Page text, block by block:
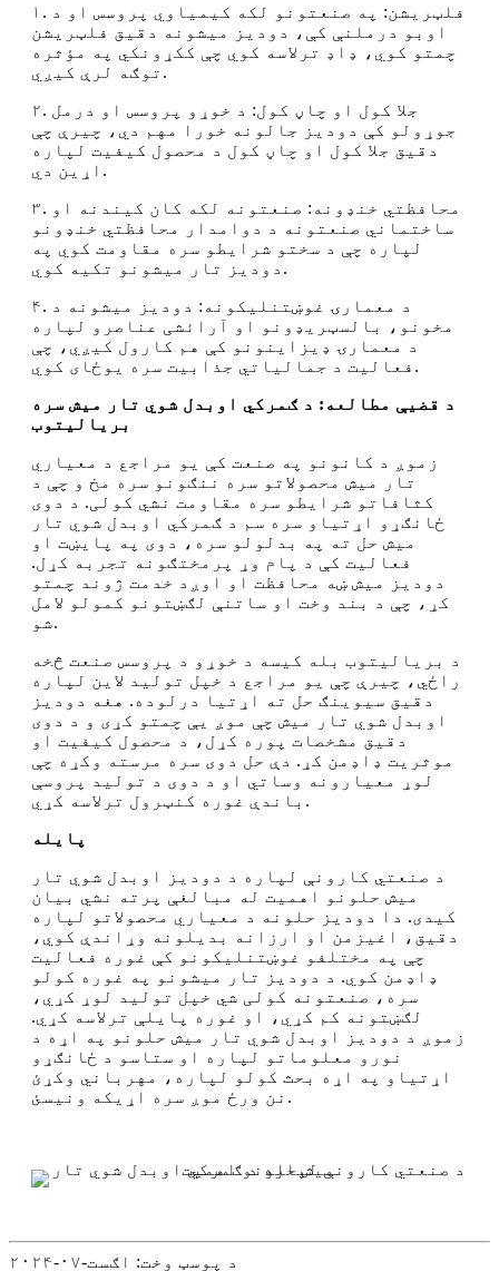
۱. فلټریشن: په صنعتونو لکه کیمیاوي پروسس او د
اوبو درملنې کې، دودیز میشونه دقیق فلټریشن
چمتو کوي، ډاډ ترلاسه کوي چې ککړونکي په مؤثره
توګه لرې کیږي.
۲. جلا کول او چاڼ کول: د خوړو پروسس او درمل
جوړولو کې دودیز جالونه خورا مهم دي، چیرې چې
دقیق جلا کول او چاڼ کول د محصول کیفیت لپاره
اړین دي.
۳. محافظتي خنډونه: صنعتونه لکه کان کیندنه او
ساختماني صنعتونه د دوامدار محافظتي خنډونو
لپاره چې د سختو شرایطو سره مقاومت کوي په
دودیز تار میشونو تکیه کوي.
۴. د معمارۍ غوښتنلیکونه: دودیز میشونه د
مخونو، بالسټریډونو او آرائشی عناصرو لپاره
د معمارۍ ډیزاینونو کې هم کارول کیږي، چې
فعالیت د جمالیاتي جذابیت سره یوځای کوي.
د قضیې مطالعه: د ګمرکي اوبدل شوي تار میش سره
بریالیتوب
زموږ د کانونو په صنعت کې یو مراجع د معیاري
تار میش محصولاتو سره ننګونو سره مخ و چې د
کثافاتو شرایطو سره مقاومت نشي کولی. د دوی
ځانګړو اړتیاو سره سم د ګمرکي اوبدل شوي تار
میش حل ته په بدلولو سره، دوی په پایښت او
فعالیت کې د پام وړ پرمختګونه تجربه کړل.
دودیز میش ښه محافظت او اوږد خدمت ژوند چمتو
کړ، چې د بند وخت او ساتنې لګښتونو کمولو لامل
شو.
د بریالیتوب بله کیسه د خوړو د پروسس صنعت څخه
راځي، چیرې چې یو مراجع د خپل تولید لاین لپاره
دقیق سیوینګ حل ته اړتیا درلوده. هغه دودیز
اوبدل شوي تار میش چې موږ یې چمتو کړی و د دوی
دقیق مشخصات پوره کړل، د محصول کیفیت او
موثریت ډاډمن کړ. دې حل دوی سره مرسته وکړه چې
لوړ معیارونه وساتي او د دوی د تولید پروسې
باندې غوره کنټرول ترلاسه کړي.
پایله
د صنعتي کارونې لپاره د دودیز اوبدل شوي تار
میش حلونو اهمیت له مبالغې پرته نشي بیان
کیدی. دا دودیز حلونه د معیاري محصولاتو لپاره
دقیق، اغیزمن او ارزانه بدیلونه وړاندې کوي،
چې په مختلفو غوښتنلیکونو کې غوره فعالیت
ډاډمن کوي. د دودیز تار میشونو په غوره کولو
سره، صنعتونه کولی شي خپل تولید لوړ کړي،
لګښتونه کم کړي، او غوره پایلې ترلاسه کړي.
زموږ د دودیز اوبدل شوي تار میش حلونو په اړه د
نورو معلوماتو لپاره او ستاسو د ځانګړو
اړتیاو په اړه بحث کولو لپاره، مهرباني وکړئ
نن ورځ موږ سره اړیکه ونیسئ.
د پوسټ وخت: اګست-۰۷-۲۰۲۴